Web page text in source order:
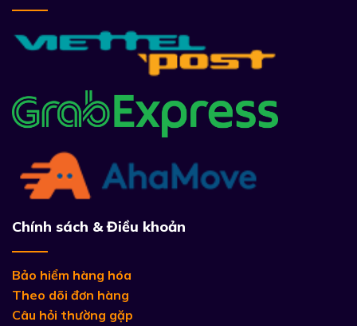
Chính sách & Điều khoản
Bảo hiểm hàng hóa
Theo dõi đơn hàng
Câu hỏi thường gặp